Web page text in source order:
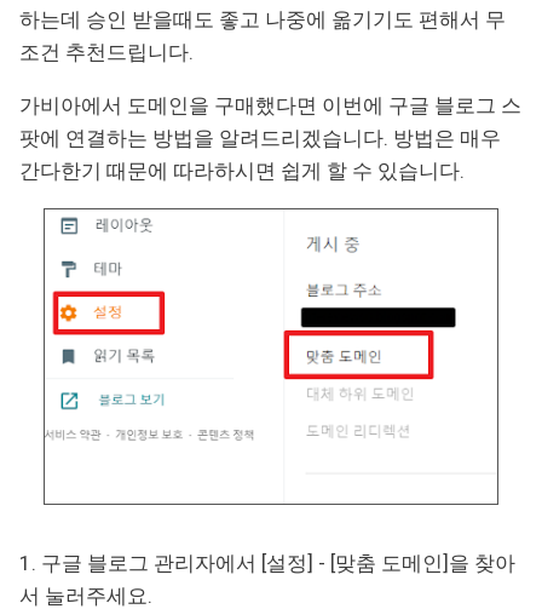
하는데 승인 받을때도 좋고 나중에 옮기기도 편해서 무
조건 추천드립니다.
가비아에서 도메인을 구매했다면 이번에 구글 블로그 스
팟에 연결하는 방법을 알려드리겠습니다. 방법은 매우
간다한기 때문에 따라하시면 쉽게 할 수 있습니다.
1. 구글 블로그 관리자에서 [설정] - [맞춤 도메인]을 찾아
서 눌러주세요.